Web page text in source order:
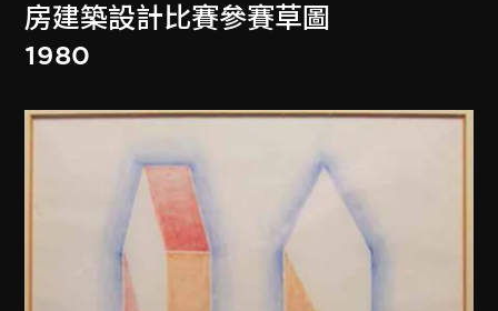
房建築設計比賽參賽草圖
1980